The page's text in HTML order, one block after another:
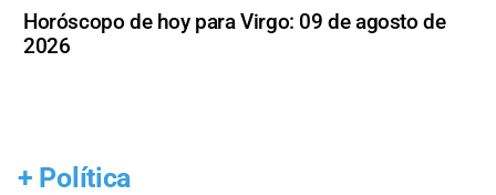
Horóscopo de hoy para Virgo: 09 de agosto de
2026
+ Política